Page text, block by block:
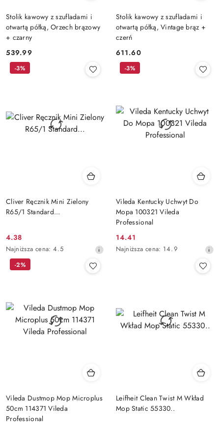
Stolik kawowy z szufladami i
otwartą półką, Orzech brązowy
+ czarny
Cena:
539.99
Stolik kawowy z szufladami i
otwartą półką, Vintage brąz +
czerń
Cena:
611.60
Cliver Ręcznik Mini Zielony
R65/1 Standard...
Cena
promocyjna:
4.38
Najniższa
cena
obniżką
Najniższa cena: 4.5
-3%
Vileda Kentucky Uchwyt Do
Mopa 100321 Vileda
Professional
Cena
promocyjna:
14.41
Najniższa
Najniższa cena: 14.9
-3%
Vileda Dustmop Mop Microplus
50cm 114371 Vileda
Professional
-2%
Leifheit Clean Twist M Wkład
Mop Static 55330..